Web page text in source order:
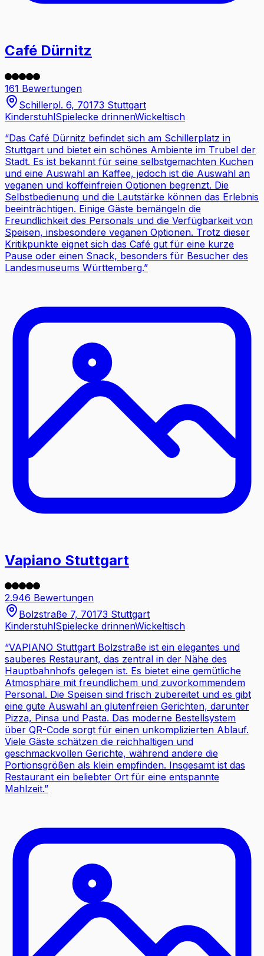
Café Dürnitz
161 Bewertungen
Schillerpl. 6, 70173 Stuttgart
KinderstuhlSpielecke drinnenWickeltisch
“Das Café Dürnitz befindet sich am Schillerplatz in
Stuttgart und bietet ein schönes Ambiente im Trubel der
Stadt. Es ist bekannt für seine selbstgemachten Kuchen
und eine Auswahl an Kaffee, jedoch ist die Auswahl an
veganen und koffeinfreien Optionen begrenzt. Die
Selbstbedienung und die Lautstärke können das Erlebnis
beeinträchtigen. Einige Gäste bemängeln die
Freundlichkeit des Personals und die Verfügbarkeit von
Speisen, insbesondere veganen Optionen. Trotz dieser
Kritikpunkte eignet sich das Café gut für eine kurze
Pause oder einen Snack, besonders für Besucher des
Landesmuseums Württemberg.”
Vapiano Stuttgart
2.946 Bewertungen
Bolzstraße 7, 70173 Stuttgart
KinderstuhlSpielecke drinnenWickeltisch
“VAPIANO Stuttgart Bolzstraße ist ein elegantes und
sauberes Restaurant, das zentral in der Nähe des
Hauptbahnhofs gelegen ist. Es bietet eine gemütliche
Atmosphäre mit freundlichem und zuvorkommendem
Personal. Die Speisen sind frisch zubereitet und es gibt
eine gute Auswahl an glutenfreien Gerichten, darunter
Pizza, Pinsa und Pasta. Das moderne Bestellsystem
über QR-Code sorgt für einen unkomplizierten Ablauf.
Viele Gäste schätzen die reichhaltigen und
geschmackvollen Gerichte, während andere die
Portionsgrößen als klein empfinden. Insgesamt ist das
Restaurant ein beliebter Ort für eine entspannte
Mahlzeit.”